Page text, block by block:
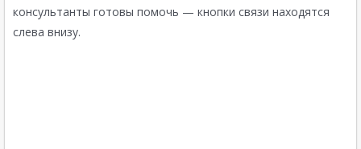
консультанты готовы помочь — кнопки связи находятся
слева внизу.